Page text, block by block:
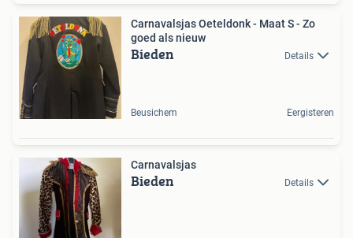
Carnavalsjas Oeteldonk - Maat S - Zo
goed als nieuw
Bieden Details
Beusichem Eergisteren
Carnavalsjas
Bieden Details